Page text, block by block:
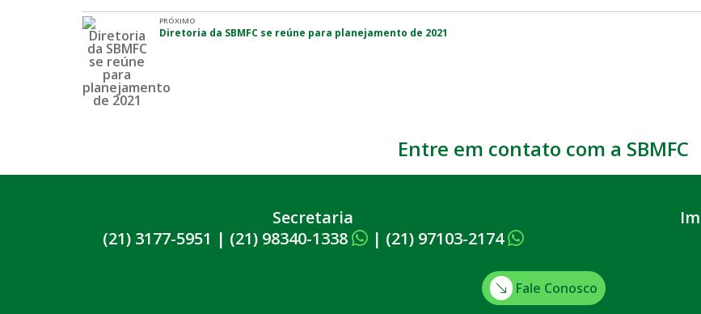
PRÓXIMO
Diretoria da SBMFC se reúne para planejamento de 2021
Entre em contato com a SBMFC
Secretaria
(21) 3177-5951 | (21) 98340-1338 | (21) 97103-2174
Fale Conosco